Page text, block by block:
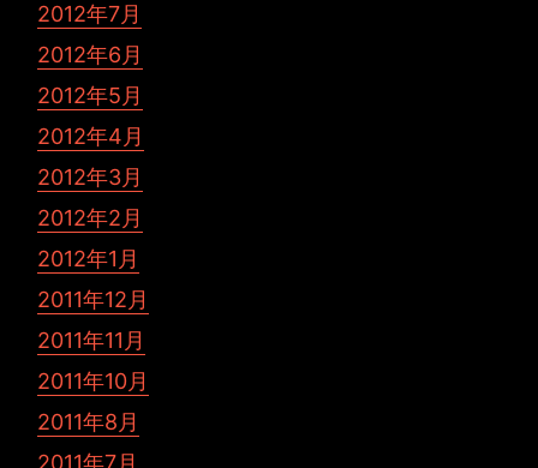
2012年7月
2012年6月
2012年5月
2012年4月
2012年3月
2012年2月
2012年1月
2011年12月
2011年11月
2011年10月
2011年8月
2011年7月